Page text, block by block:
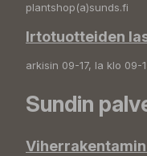
plantshop(a)sunds.fi
Irtotuotteiden
arkisin 09-17, la klo 09-
Sundin